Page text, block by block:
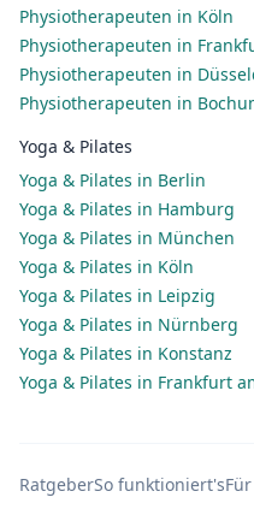
Physiotherapeuten in Köln
Physiotherapeuten in
Physiotherapeuten in
Physiotherapeuten in
Yoga & Pilates
Yoga & Pilates in Berlin
Yoga & Pilates in Hamburg
Yoga & Pilates in München
Yoga & Pilates in Köln
Yoga & Pilates in Leipzig
Yoga & Pilates in Nürnberg
Yoga & Pilates in Konstanz
Yoga & Pilates in Frankfurt
RatgeberSo funktioniert's